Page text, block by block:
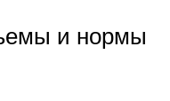
и нормы